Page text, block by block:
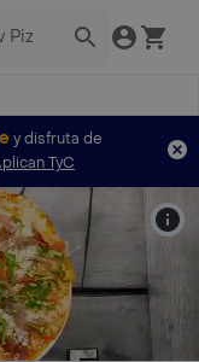
y disfruta de
TyC